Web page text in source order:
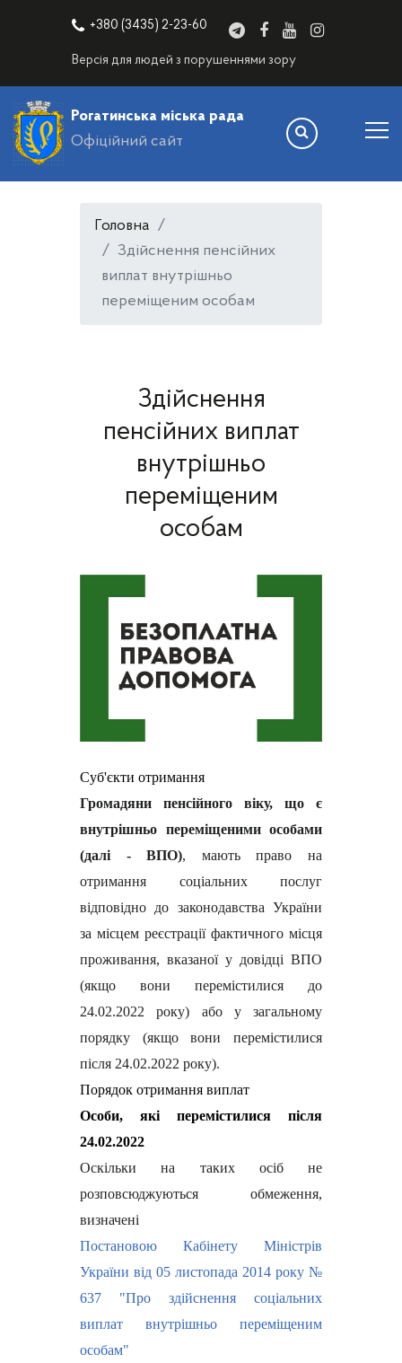
+380 (3435) 2-23-60
Версія для людей з порушеннями зору
Рогатинська міська рада
Офіційний сайт
Головна
Здійснення пенсійних
виплат внутрішньо
переміщеним особам
Здійснення
пенсійних виплат
внутрішньо
переміщеним
особам
Суб'єкти отримання
Громадяни пенсійного віку, що є
внутрішньо переміщеними особами
(далі - ВПО), мають право на
отримання соціальних послуг
відповідно до законодавства України
за місцем реєстрації фактичного місця
проживання, вказаної у довідці ВПО
(якщо вони перемістилися до
24.02.2022 року) або у загальному
порядку (якщо вони перемістилися
після 24.02.2022 року).
Порядок отримання виплат
Особи, які перемістилися після
24.02.2022
Оскільки на таких осіб не
розповсюджуються обмеження,
визначені
Постановою Кабінету Міністрів
України від 05 листопада 2014 року №
637 "Про здійснення соціальних
виплат внутрішньо переміщеним
особам"